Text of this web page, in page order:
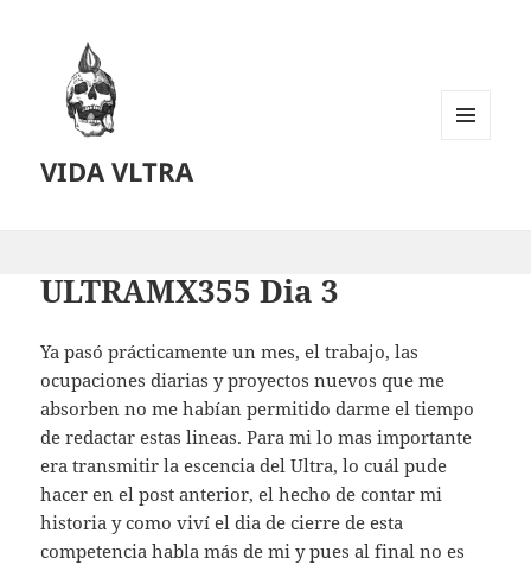
VIDA VLTRA
ULTRAMX355 Dia 3
Ya pasó prácticamente un mes, el trabajo, las
ocupaciones diarias y proyectos nuevos que me
absorben no me habían permitido darme el tiempo
de redactar estas lineas. Para mi lo mas importante
era transmitir la escencia del Ultra, lo cuál pude
hacer en el post anterior, el hecho de contar mi
historia y como viví el dia de cierre de esta
competencia habla más de mi y pues al final no es